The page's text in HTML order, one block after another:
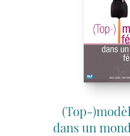
(Top-
dans un